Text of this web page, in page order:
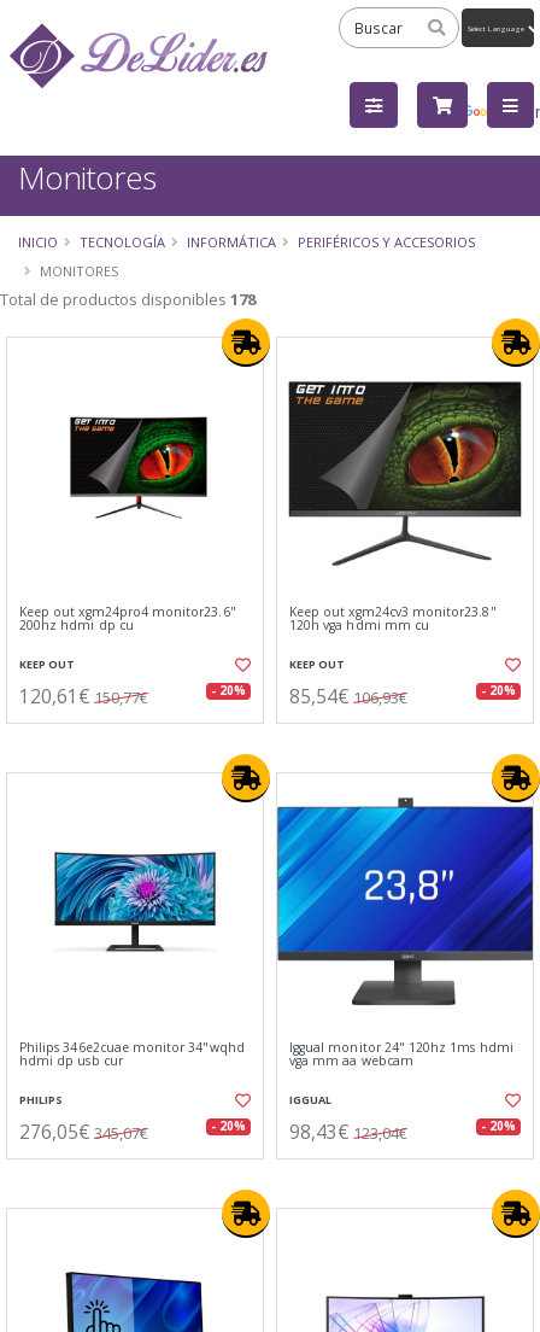
by
Monitores
INICIO TECNOLOGÍA INFORMÁTICA
PERIFÉRICOS Y ACCESORIOS
MONITORES
Total de productos disponibles 178
Keep out xgm24pro4 monitor23.6"
200hz hdmi dp cu
KEEP OUT
120,61€ 150,77€ - 20%
Keep out xgm24cv3 monitor23.8"
120h vga hdmi mm cu
KEEP OUT
85,54€ 106,93€ - 20%
Philips 346e2cuae monitor 34"wqhd
hdmi dp usb cur
PHILIPS
276,05€ 345,07€ - 20%
Iggual monitor 24" 120hz 1ms hdmi
vga mm aa webcam
IGGUAL
98,43€ 123,04€ - 20%